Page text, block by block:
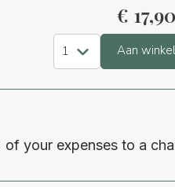
€ 17,90
Aan
your expenses to a